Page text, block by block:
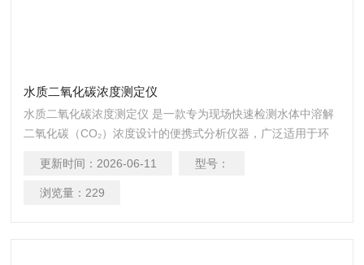
水质二氧化碳浓度测定仪
水质二氧化碳浓度测定仪 是一款专为现场快速检测水体中溶解
二氧化碳（CO₂）浓度设计的便携式分析仪器，广泛适用于环
景。
更新时间： 2026-06-11 型号：
浏览量： 229